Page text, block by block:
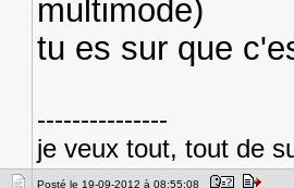
multimode)
tu es sur que
---------------
je veux tout, tout de
Posté le 19-09-2012 à 08:55:08